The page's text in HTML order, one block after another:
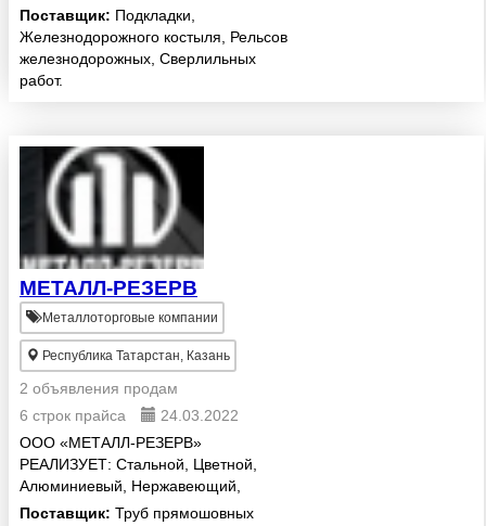
путей и путей между
производственными
помещениями. Предоставляем
услуги по подготовке рельс к
Поставщик: Подкладки,
Железнодорожного костыля, Рельсов
железнодорожных, Сверлильных
работ.
МЕТАЛЛ-РЕЗЕРВ
Металлоторговые компании
Республика Татарстан, Казань
2 объявления продам
6 строк прайса
24.03.2022
ООО «МЕТАЛЛ-РЕЗЕРВ»
РЕАЛИЗУЕТ: Стальной, Цветной,
Алюминиевый, Нержавеющий,
Титановый Прокат, Спецстали,
Поставщик: Труб прямошовных